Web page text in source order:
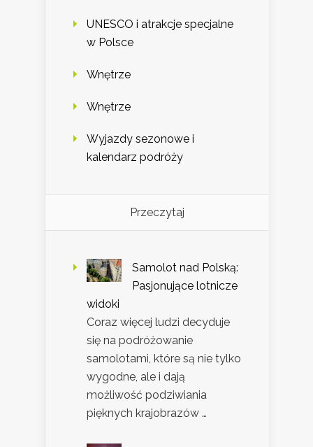
UNESCO i atrakcje specjalne
w Polsce
Wnętrze
Wnętrze
Wyjazdy sezonowe i
kalendarz podróży
Przeczytaj
Samolot nad Polską:
Pasjonujące lotnicze
widoki
Coraz więcej ludzi decyduje
się na podróżowanie
samolotami, które są nie tylko
wygodne, ale i dają
możliwość podziwiania
pięknych krajobrazów …